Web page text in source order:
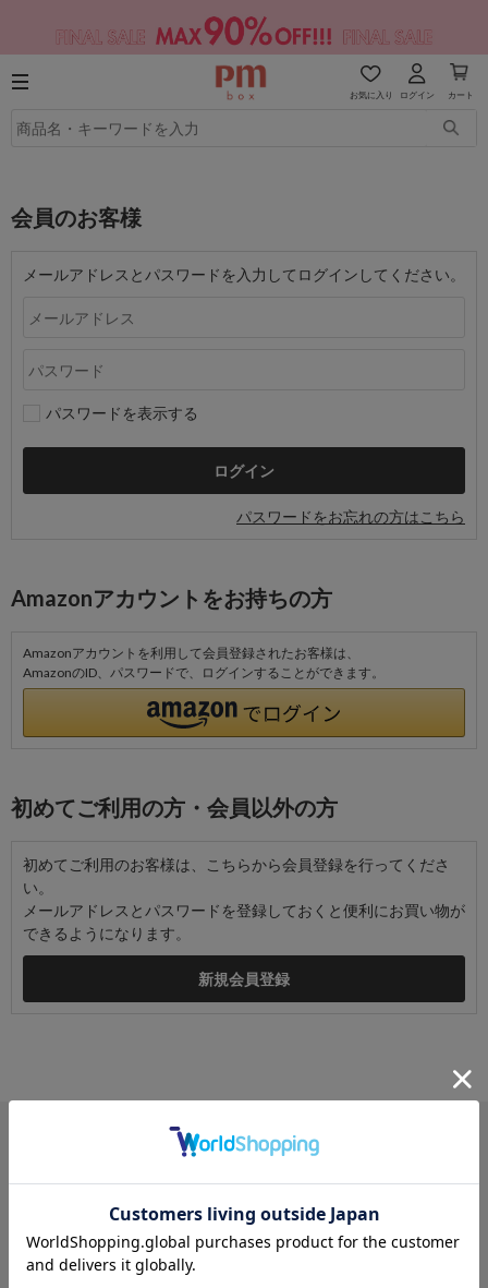
お気に入り ログイン カート
会員のお客様
メールアドレスとパスワードを入力してログインしてください。
パスワードを表示する
パスワードをお忘れの方はこちら
Amazonアカウントをお持ちの方
Amazonアカウントを利用して会員登録されたお客様は、
AmazonのID、パスワードで、ログインすることができます。
初めてご利用の方・会員以外の方
初めてご利用のお客様は、こちらから会員登録を行ってくださ
い。
メールアドレスとパスワードを登録しておくと便利にお買い物が
できるようになります。